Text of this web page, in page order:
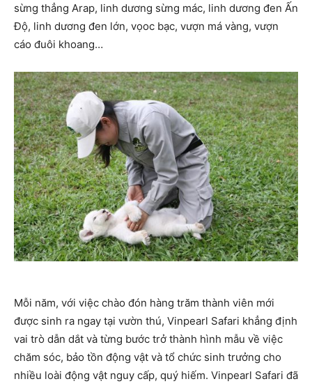
sừng thẳng Arap, linh dương sừng mác, linh dương đen Ấn
Độ, linh dương đen lớn, vọoc bạc, vượn má vàng, vượn
cáo đuôi khoang…
Mỗi năm, với việc chào đón hàng trăm thành viên mới
được sinh ra ngay tại vườn thú, Vinpearl Safari khẳng định
vai trò dẫn dắt và từng bước trở thành hình mẫu về việc
chăm sóc, bảo tồn động vật và tổ chức sinh trưởng cho
nhiều loài động vật nguy cấp, quý hiếm. Vinpearl Safari đã